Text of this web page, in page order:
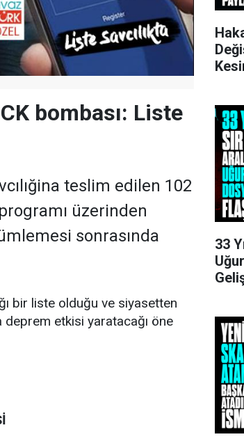
bombası: Liste
teslim edilen 102
üzerinden
sonrasında
bir liste olduğu ve siyasetten
deprem etkisi yaratacağı öne
33